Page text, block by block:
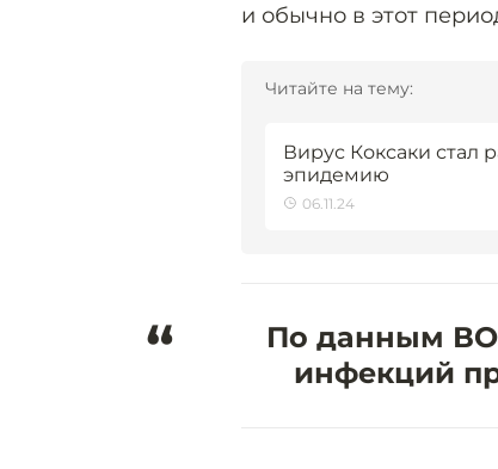
и обычно в этот
Читайте на тему:
Вирус Коксаки стал
эпидемию
06.11.24
“
По данным
инфекций